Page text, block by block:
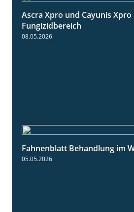
Ascra Xpro und Cayunis Xpro
Fungizidbereich
08.05.2026
Fahnenblatt Behandlung im
05.05.2026